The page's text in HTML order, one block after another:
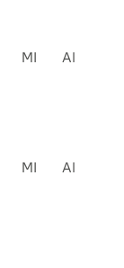
MI Al
MI Al